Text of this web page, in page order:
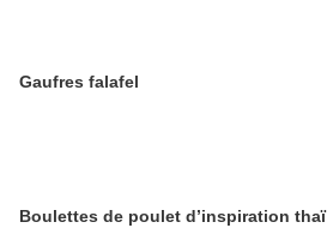
Gaufres falafel
Boulettes de poulet d’inspiration thaï